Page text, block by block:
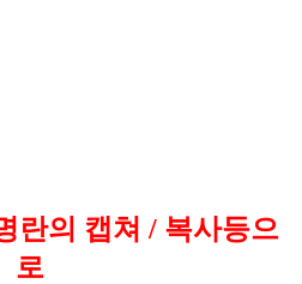
란의 캡쳐 / 복사등으
로